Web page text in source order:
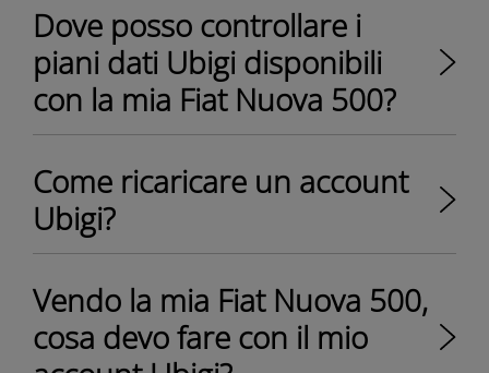
Dove posso controllare i
piani dati Ubigi disponibili
con la mia Fiat Nuova 500?
Come ricaricare un account
Ubigi?
Vendo la mia Fiat Nuova 500,
cosa devo fare con il mio